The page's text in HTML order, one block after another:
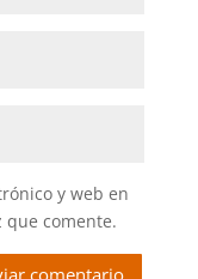
y web en
que comente.
comentario